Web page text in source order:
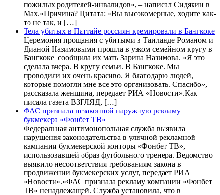
пожилых родителей-инвалидов», – написал Сидякин в
Max.«Причина? Цитата: «Вы высокомерные, ходите как-
то не так, и […]
Тела убитых в Паттайе россиян кремировали в Бангкоке
Церемония прощания с убитыми в Таиланде Романом и
Дианой Назимовыми прошла в узком семейном кругу в
Бангкоке, сообщила их мать Зарина Назимова. «Я это
сделала вчера. В кругу семьи. В Бангкоке. Мы
проводили их очень красиво. Я благодарю людей,
которые помогли мне все это организовать. Спасибо», –
рассказала женщина, передает РИА «Новости».Как
писала газета ВЗГЛЯД, […]
ФАС признала незаконной наружную рекламу
букмекера «Фонбет ТВ»
Федеральная антимонопольная служба выявила
нарушения законодательства в уличной рекламной
кампании букмекерской конторы «Фонбет ТВ»,
использовавшей образ футбольного тренера. Ведомство
выявило несоответствия требованиям закона в
продвижении букмекерских услуг, передает РИА
«Новости».«ФАС признала рекламу компании «Фонбет
ТВ» ненадлежащей. Служба установила, что в